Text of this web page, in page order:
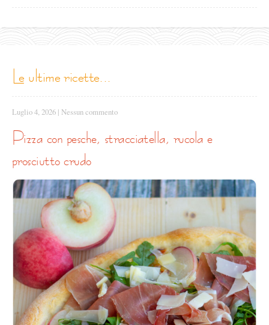
le ultime ricette...
Luglio 4, 2026 | Nessun commento
pizza con pesche, stracciatella, rucola e
prosciutto crudo